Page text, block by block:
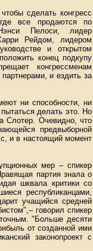
сделать конгресс
все продаются по
Пелоси, лидер
Рейдом, лидером
и открытом
конец подкупу
конгрессменам
и ездить за
ни способности, ни
делать это. Но
Слотер. Очевидно, что
предвыборной
и в настоящий момент
мер – спикер
партия знала о
шквала критики со
республиканцами,
учащийся средней
говорил спикер
"Больше десяти
от созданной ими
законопроект с